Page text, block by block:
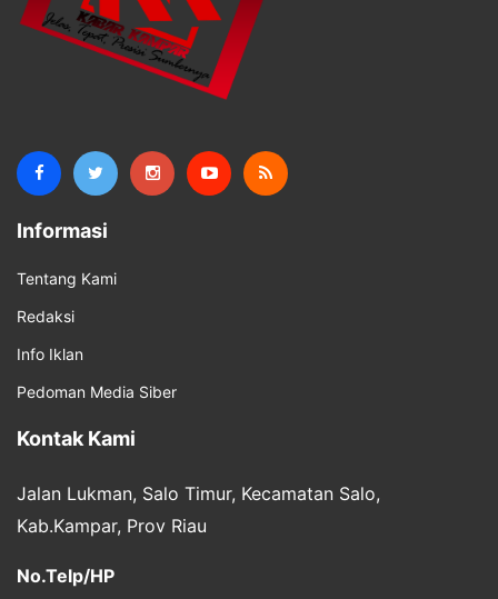
Informasi
Tentang Kami
Redaksi
Info Iklan
Pedoman Media Siber
Kontak Kami
Jalan Lukman, Salo Timur, Kecamatan Salo,
Kab.Kampar, Prov Riau
No.Telp/HP